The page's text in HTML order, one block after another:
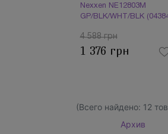
Nexxen NE12803M
GP/BLK/WHT/BLK
4 588 грн
1 376 грн
(Всего найдено: 12
Архив